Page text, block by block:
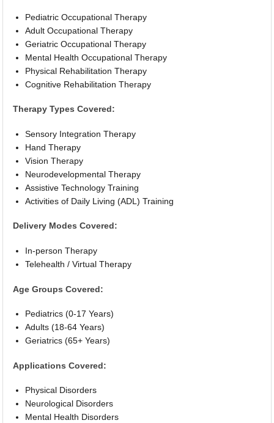
Pediatric Occupational Therapy
Adult Occupational Therapy
Geriatric Occupational Therapy
Mental Health Occupational Therapy
Physical Rehabilitation Therapy
Cognitive Rehabilitation Therapy
Therapy Types Covered:
Sensory Integration Therapy
Hand Therapy
Vision Therapy
Neurodevelopmental Therapy
Assistive Technology Training
Activities of Daily Living (ADL) Training
Delivery Modes Covered:
In-person Therapy
Telehealth / Virtual Therapy
Age Groups Covered:
Pediatrics (0-17 Years)
Adults (18-64 Years)
Geriatrics (65+ Years)
Applications Covered:
Physical Disorders
Neurological Disorders
Mental Health Disorders